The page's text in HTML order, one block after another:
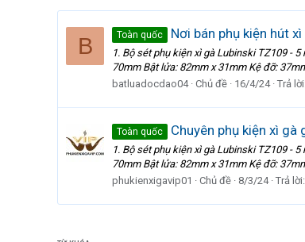
B Toàn quốc Nơi bán phụ kiện hút
1. Bộ sét phụ kiện xì gà Lubinski TZ109 -
70mm Bật lửa: 82mm x 31mm Kệ đỡ:
batluadocdao04 Chủ đề 16/4/24 Trả
Toàn quốc Chuyên phụ kiện xì
1. Bộ sét phụ kiện xì gà Lubinski TZ109 -
70mm Bật lửa: 82mm x 31mm Kệ đỡ:
phukienxigavip01
Chủ đề 8/3/24 Trả